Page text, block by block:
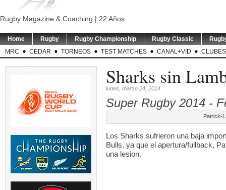
Rugby Magazine & Coaching | 22 Años
Home Rugby Rugby Championship Rugby Classic
MRC
CEDAR TORNEOS TEST MATCHES CANAL+VID CLUBES
Sharks sin
lunes, marzo 24, 2014
Super Rugby 2014 -
Patrick-
Los Sharks sufrieron una baja
Bulls, ya que el apertura/fullback,
una lesion.